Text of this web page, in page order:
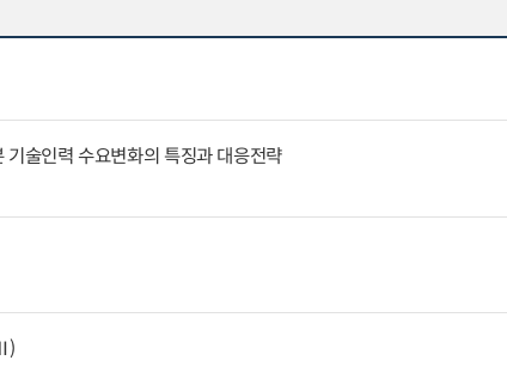
술인력 수요변화의 특징과 대응전략